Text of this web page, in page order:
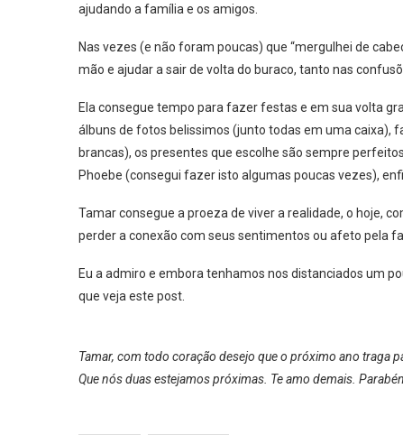
ajudando a família e os amigos.
Nas vezes (e não foram poucas) que “mergulhei de
mão e ajudar a sair de volta do buraco, tanto nas
Ela consegue tempo para fazer festas e em sua volta
álbuns de fotos belissimos (junto todas em uma caixa),
brancas), os presentes que escolhe são sempre
Phoebe (consegui fazer isto algumas poucas vezes),
Tamar consegue a proeza de viver a realidade, o hoje,
perder a conexão com seus sentimentos ou afeto pela
Eu a admiro e embora tenhamos nos distanciados um
que veja este post.
Tamar, com todo coração desejo que o próximo ano traga
Que nós duas estejamos próximas. Te amo demais.